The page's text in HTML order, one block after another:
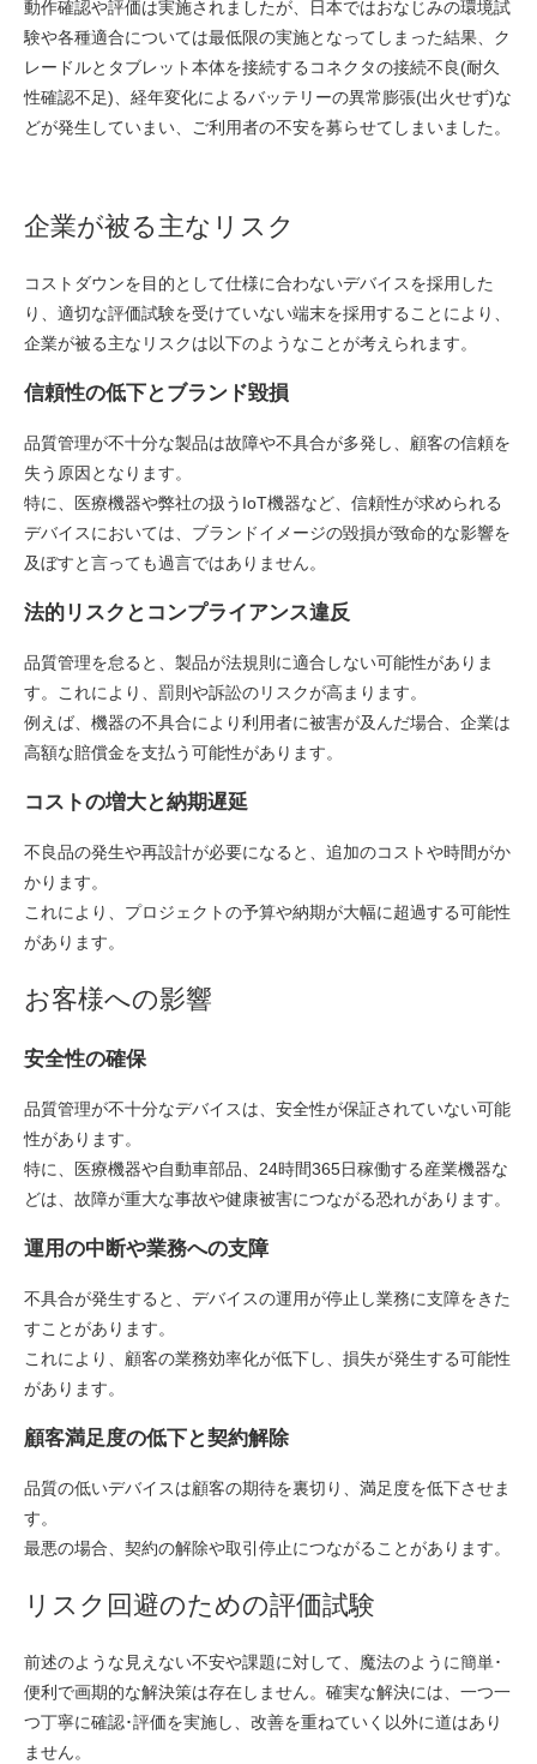
動作確認や評価は実施されましたが、日本ではおなじみの環境試
験や各種適合については最低限の実施となってしまった結果、ク
レードルとタブレット本体を接続するコネクタの接続不良(耐久
性確認不足)、経年変化によるバッテリーの異常膨張(出火せず)な
どが発生していまい、ご利用者の不安を募らせてしまいました。
企業が被る主なリスク
コストダウンを目的として仕様に合わないデバイスを採用した
り、適切な評価試験を受けていない端末を採用することにより、
企業が被る主なリスクは以下のようなことが考えられます。
信頼性の低下とブランド毀損
品質管理が不十分な製品は故障や不具合が多発し、顧客の信頼を
失う原因となります。
特に、医療機器や弊社の扱うIoT機器など、信頼性が求められる
デバイスにおいては、ブランドイメージの毀損が致命的な影響を
及ぼすと言っても過言ではありません。
法的リスクとコンプライアンス違反
品質管理を怠ると、製品が法規則に適合しない可能性がありま
す。これにより、罰則や訴訟のリスクが高まります。
例えば、機器の不具合により利用者に被害が及んだ場合、企業は
高額な賠償金を支払う可能性があります。
コストの増大と納期遅延
不良品の発生や再設計が必要になると、追加のコストや時間がか
かります。
これにより、プロジェクトの予算や納期が大幅に超過する可能性
があります。
お客様への影響
安全性の確保
品質管理が不十分なデバイスは、安全性が保証されていない可能
性があります。
特に、医療機器や自動車部品、24時間365日稼働する産業機器な
どは、故障が重大な事故や健康被害につながる恐れがあります。
運用の中断や業務への支障
不具合が発生すると、デバイスの運用が停止し業務に支障をきた
すことがあります。
これにより、顧客の業務効率化が低下し、損失が発生する可能性
があります。
顧客満足度の低下と契約解除
品質の低いデバイスは顧客の期待を裏切り、満足度を低下させま
す。
最悪の場合、契約の解除や取引停止につながることがあります。
リスク回避のための評価試験
前述のような見えない不安や課題に対して、魔法のように簡単･
便利で画期的な解決策は存在しません。確実な解決には、一つ一
つ丁寧に確認･評価を実施し、改善を重ねていく以外に道はあり
ません。